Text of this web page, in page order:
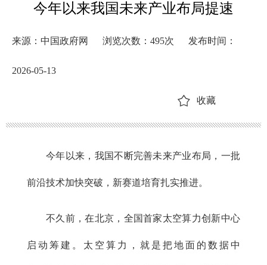
今年以来我国未来产业布局提速
来源：中国政府网 浏览次数： 495次 发布时间：
2026-05-13
收藏
今年以来，我国不断完善未来产业布局，一批
前沿技术加快突破，新赛道培育扎实推进。
不久前，在北京，全国首家太空算力创新中心
启动筹建。太空算力，就是把地面的数据中